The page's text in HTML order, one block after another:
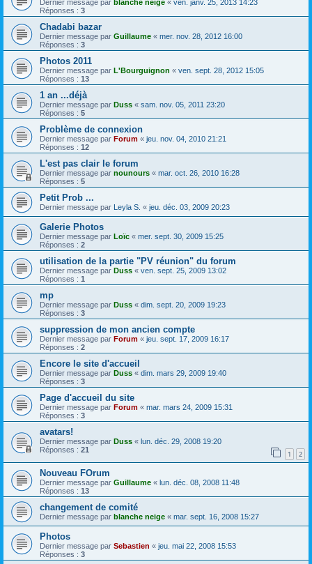
Dernier message par blanche neige « ven. janv. 25, 2013 14:23
Réponses : 3
Chadabi bazar
Dernier message par Guillaume « mer. nov. 28, 2012 16:00
Réponses : 3
Photos 2011
Dernier message par L'Bourguignon « ven. sept. 28, 2012 15:05
Réponses : 13
1 an ...déjà
Dernier message par Duss « sam. nov. 05, 2011 23:20
Réponses : 5
Problème de connexion
Dernier message par Forum « jeu. nov. 04, 2010 21:21
Réponses : 12
L'est pas clair le forum
Dernier message par nounours « mar. oct. 26, 2010 16:28
Réponses : 5
Petit Prob ...
Dernier message par Leyla S. « jeu. déc. 03, 2009 20:23
Galerie Photos
Dernier message par Loïc « mer. sept. 30, 2009 15:25
Réponses : 2
utilisation de la partie "PV réunion" du forum
Dernier message par Duss « ven. sept. 25, 2009 13:02
Réponses : 1
mp
Dernier message par Duss « dim. sept. 20, 2009 19:23
Réponses : 3
suppression de mon ancien compte
Dernier message par Forum « jeu. sept. 17, 2009 16:17
Réponses : 2
Encore le site d'accueil
Dernier message par Duss « dim. mars 29, 2009 19:40
Réponses : 3
Page d'accueil du site
Dernier message par Forum « mar. mars 24, 2009 15:31
Réponses : 3
avatars!
Dernier message par Duss « lun. déc. 29, 2008 19:20
Réponses : 21 1 2
Nouveau FOrum
Dernier message par Guillaume « lun. déc. 08, 2008 11:48
Réponses : 13
changement de comité
Dernier message par blanche neige « mar. sept. 16, 2008 15:27
Photos
Dernier message par Sebastien « jeu. mai 22, 2008 15:53
Réponses : 3